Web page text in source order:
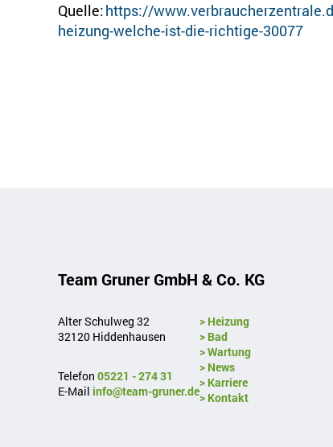
Quelle:https://
heizung-welche-ist-die-richtige-30077
Team Gruner GmbH & Co. KG
Alter Schulweg 32
32120 Hiddenhausen
Telefon 05221 - 274 31
E-Mail info@team-gruner.de
> Heizung
> Bad
> Wartung
> News
> Karriere
> Kontakt